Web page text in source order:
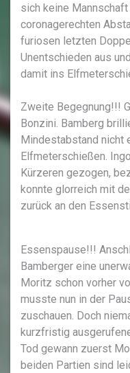
sich keine
coronagerechten
furiosen letzten
Unentschieden aus
damit ins
Zweite Begegnung!!!
Bonzini. Bamberg
Mindestabstand nicht
Elfmeterschießen.
Kürzeren gezogen,
konnte glorreich mit
zurück an den
Essenspause!!!
Bamberger eine
Moritz schon vorher
musste nun in der
zuschauen. Doch
kurzfristig
Tod gewann zuerst
beiden Partien sind